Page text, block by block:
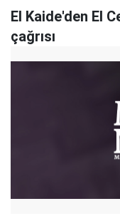
El Kaide'den El
çağrısı